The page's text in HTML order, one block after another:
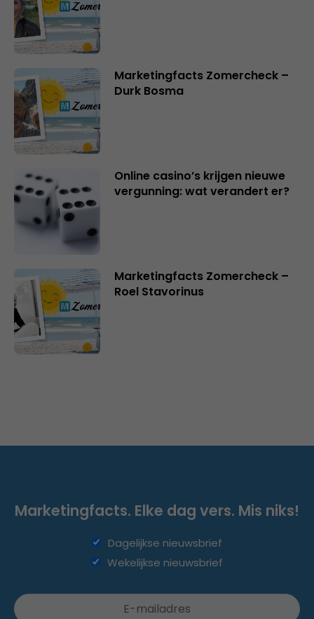
Marketingfacts Zomercheck –
Durk Bosma
Online casino’s krijgen nieuwe
vergunning: wat verandert er?
Marketingfacts Zomercheck –
Roel Stavorinus
Marketingfacts. Elke dag vers. Mis niks!
Dagelijkse nieuwsbrief
Wekelijkse nieuwsbrief